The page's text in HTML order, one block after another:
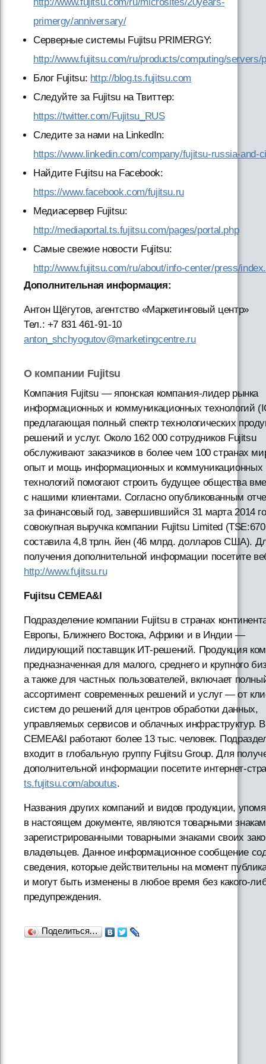
http://www.fujitsu.com/ru/microsites/20years-
primergy/anniversary/
Серверные системы Fujitsu PRIMERGY:
http://www.fujitsu.com/ru/products/computing/servers/
Блог Fujitsu: http://blog.ts.fujitsu.com
Следуйте за Fujitsu на Твиттер:
https://twitter.com/Fujitsu_RUS
Следите за нами на LinkedIn:
https://www.linkedin.com/company/fujitsu-russia-and-
Найдите Fujitsu на Facebook:
https://www.facebook.com/fujitsu.ru
Медиасервер Fujitsu:
http://mediaportal.ts.fujitsu.com/pages/portal.php
Самые свежие новости Fujitsu:
http://www.fujitsu.com/ru/about/info-center/press/
Дополнительная информация:
Антон Щёгутов, агентство «Маркетинговый центр»
Тел.: +7 831 461-91-10
anton_shchyogutov@marketingcentre.ru
О компании Fujitsu
Компания Fujitsu — японская компания-лидер рынка
информационных и коммуникационных технологий
предлагающая полный спектр технологических
решений и услуг. Около 162 000 сотрудников Fujitsu
обслуживают заказчиков в более чем 100 странах
опыт и мощь информационных и коммуникационных
технологий помогают строить будущее общества
с нашими клиентами. Согласно опубликованным
за финансовый год, завершившийся 31 марта 2014
совокупная выручка компании Fujitsu Limited
составила 4,8 трлн. йен (46 млрд. долларов США).
получения дополнительной информации посетите
http://www.fujitsu.ru
Fujitsu CEMEA&I
Подразделение компании Fujitsu в странах
Европы, Ближнего Востока, Африки и в Индии —
лидирующий поставщик ИТ-решений. Продукция
предназначенная для малого, среднего и крупного
а также для частных пользователей, включает
ассортимент современных решений и услуг — от
систем до решений для центров обработки данных,
управляемых сервисов и облачных инфраструктур.
CEMEA&I работают более 13 тыс. человек.
входит в глобальную группу Fujitsu Group. Для
дополнительной информации посетите интернет-
ts.fujitsu.com/aboutus.
Названия других компаний и видов продукции,
в настоящем документе, являются товарными
зарегистрированными товарными знаками своих
владельцев. Данное информационное сообщение
сведения, которые действительны на момент
и могут быть изменены в любое время без какого-
предупреждения.
Поделиться…